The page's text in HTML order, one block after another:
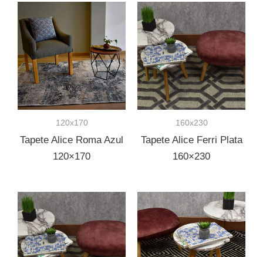
120x170
Tapete Alice Roma Azul
120×170
160x230
Tapete Alice Ferri Plata
160×230